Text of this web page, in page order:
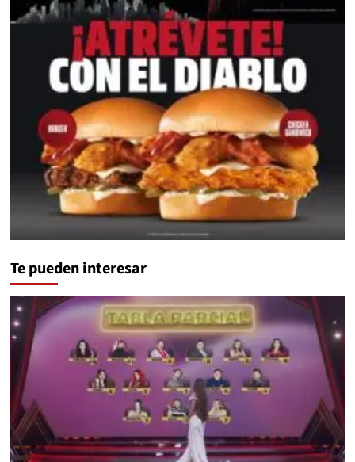
Te pueden interesar